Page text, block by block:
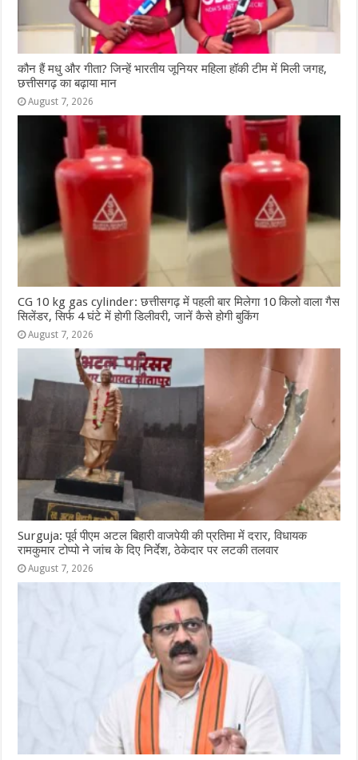
कौन हैं मधु और गीता? जिन्हें भारतीय जूनियर महिला हॉकी टीम में मिली जगह,
छत्तीसगढ़ का बढ़ाया मान
August 7, 2026
CG 10 kg gas cylinder: छत्तीसगढ़ में पहली बार मिलेगा 10 किलो वाला गैस
सिलेंडर, सिर्फ 4 घंटे में होगी डिलीवरी, जानें कैसे होगी बुकिंग
August 7, 2026
Surguja: पूर्व पीएम अटल बिहारी वाजपेयी की प्रतिमा में दरार, विधायक
रामकुमार टोप्पो ने जांच के दिए निर्देश, ठेकेदार पर लटकी तलवार
August 7, 2026